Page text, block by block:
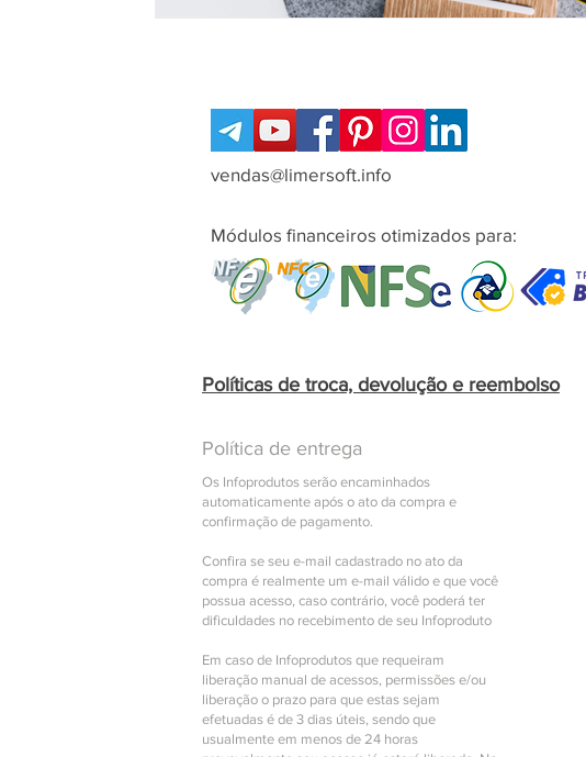
vendas@limersoft.info
Módulos financeiros otimizados para:
Políticas de troca, devolução e reembolso
Política de entrega
Os Infoprodutos serão encaminhados
automaticamente após o ato da compra e
confirmação de pagamento.
Confira se seu e-mail cadastrado no ato da
compra é realmente um e-mail válido e que você
possua acesso, caso contrário, você poderá ter
dificuldades no recebimento de seu Infoproduto
Em caso de Infoprodutos que requeiram
liberação manual de acessos, permissões e/ou
liberação o prazo para que estas sejam
efetuadas é de 3 dias úteis, sendo que
usualmente em menos de 24 horas